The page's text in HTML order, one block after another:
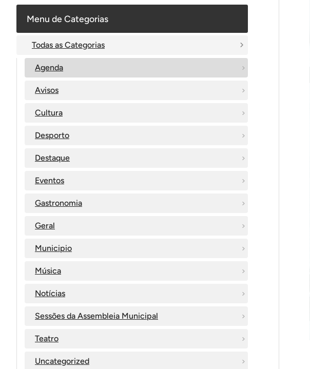
Menu de Categorias
Todas as Categorias
Agenda
Avisos
Cultura
Desporto
Destaque
Eventos
Gastronomia
Geral
Municipio
Música
Notícias
Sessões da Assembleia Municipal
Teatro
Uncategorized